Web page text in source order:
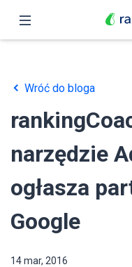
Funkcje
Ceny
Partnerzy
Blog
Polski
Wróć do bloga
narzędzie
ogłasza
Google
14 mar, 2016